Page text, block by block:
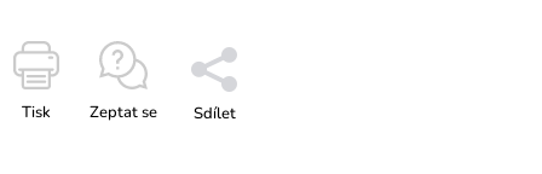
Tisk Zeptat se Sdílet